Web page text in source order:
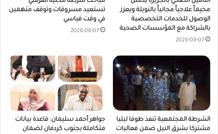
مخيماً علاجياً مجانياً بالنويلة ويعزز
الوصول للخدمات التخصصية
بالشراكة مع المؤسسات الصحية
2026-08-07
تستعيد مسروقات وتوقف متهمين
في وقت قياسي
2026-08-07
الشرطة المجتمعية تنفذ طوفا ليليا
مشتركا بشرق النيل ضمن فعاليات
جواهر أحمد سليمان: قاعدة بيانات
متكاملة بجنوب كردفان لضمان